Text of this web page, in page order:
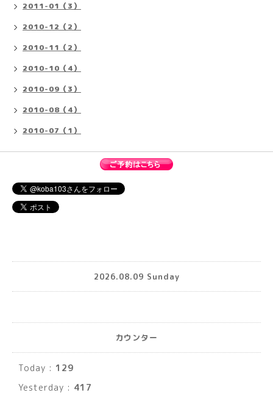
2011-01（3）
2010-12（2）
2010-11（2）
2010-10（4）
2010-09（3）
2010-08（4）
2010-07（1）
2026.08.09 Sunday
カウンター
Today : 129
Yesterday : 417